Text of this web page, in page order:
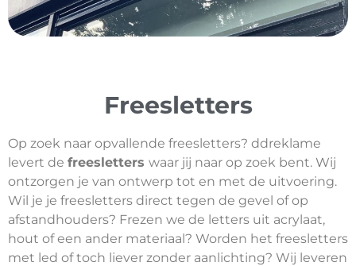
Freesletters
Op zoek naar opvallende freesletters? ddreklame
levert de freesletters waar jij naar op zoek bent. Wij
ontzorgen je van ontwerp tot en met de uitvoering.
Wil je je freesletters direct tegen de gevel of op
afstandhouders? Frezen we de letters uit acrylaat,
hout of een ander materiaal? Worden het freesletters
met led of toch liever zonder aanlichting? Wij leveren